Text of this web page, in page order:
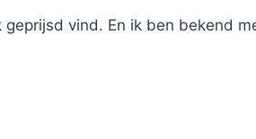
vind. En ik ben bekend